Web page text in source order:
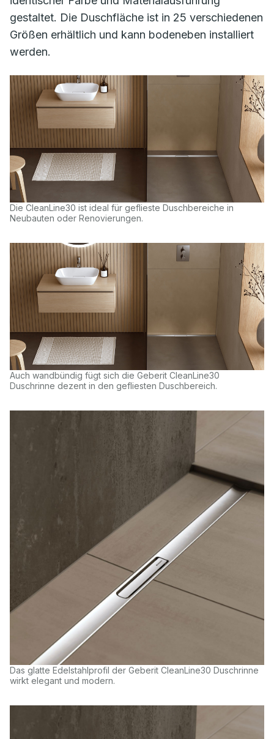
gestaltet. Die Duschfläche ist in 25 verschiedenen
Größen erhältlich und kann bodeneben installiert
werden.
Die CleanLine30 ist ideal für geflieste Duschbereiche in
Neubauten oder Renovierungen.
Auch wandbündig fügt sich die Geberit CleanLine30
Duschrinne dezent in den gefliesten Duschbereich.
Das glatte Edelstahlprofil der Geberit CleanLine30 Duschrinne
wirkt elegant und modern.